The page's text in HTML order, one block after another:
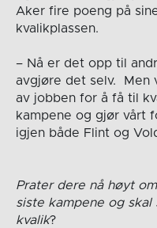
Aker fire poeng på
kvalikplassen.
– Nå er det opp til
avgjøre det selv. Men
av jobben for å få til
kampene og gjør vårt
igjen både Flint og
Prater dere nå høyt
siste kampene og
kvalik?